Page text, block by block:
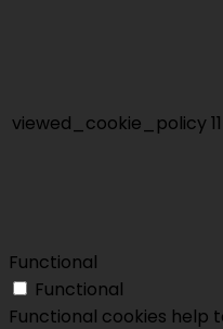
viewed_cookie_policy
Functional
Functional
Functional cookies help